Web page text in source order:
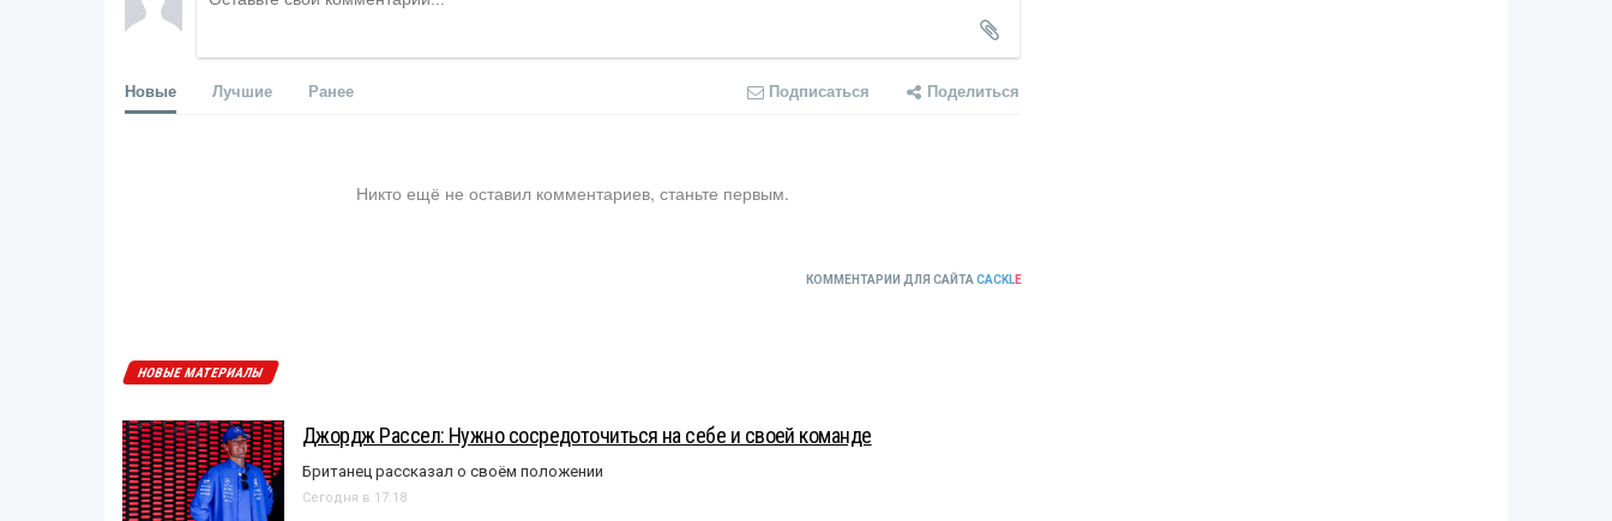
Новые Лучшие Ранее Подписаться Поделиться
Никто ещё не оставил комментариев, станьте первым.
КОММЕНТАРИИ ДЛЯ САЙТА CACKLE
НОВЫЕ МАТЕРИАЛЫ
Джордж Рассел: Нужно сосредоточиться на себе и своей команде
Британец рассказал о своём положении
Сегодня в 17:18